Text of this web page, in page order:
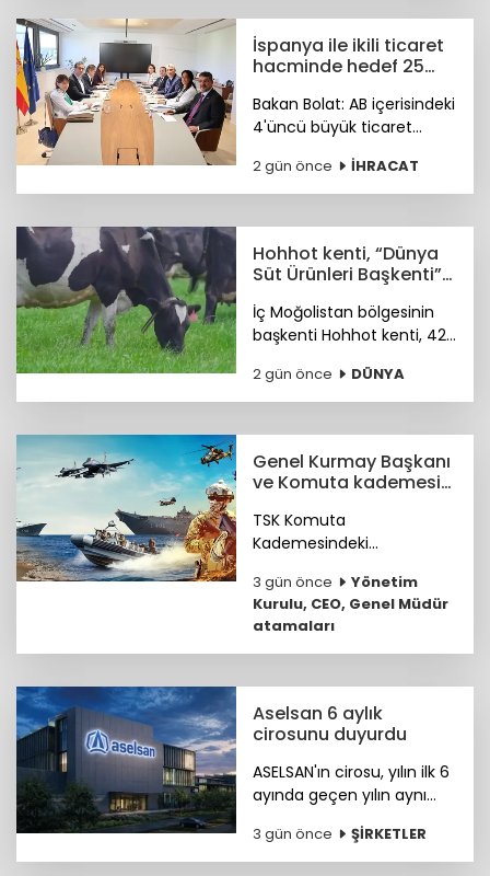
tek merkezde toplanacak.
İspanya ile ikili ticaret
hacminde hedef 25
Bakan Bolat: AB içerisindeki
4'üncü büyük ticaret
ikili ticaret hacmimizi orta
vadede yıllık 25 milyar
hedefliyoruz.
2 gün önce İHRACAT
Hohhot kenti, “Dünya
Süt Ürünleri Başkenti”
İç Moğolistan bölgesinin
başkenti Hohhot kenti, 42
büyüklüğündeki süt
ürünleri sektörüyle “Dünya
ünvanını kazandı.
2 gün önce DÜNYA
Genel Kurmay Başkanı
ve Komuta kademesi
TSK Komuta
Kademesindeki
haberimizde...
3 gün önce
Yönetim
Kurulu, CEO, Genel Müdür
atamaları
Aselsan 6 aylık
cirosunu duyurdu
ASELSAN'ın cirosu, yılın ilk 6
ayında geçen yılın aynı
artışla 88,5 milyar liraya
ulaştı.
3 gün önce ŞİRKETLER